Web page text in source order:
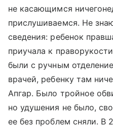
не касающимся
прислушиваемся. Не
сведения: ребенок
приучала к
были с ручным
врачей, ребенку там
Апгар. Было тройное
но удушения не было,
ее без проблем сняли. В